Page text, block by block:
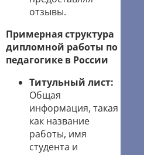
отзывы.
Примерная структура
дипломной работы по
педагогике в России
Титульный лист:
Общая
информация, такая
как название
работы, имя
студента и